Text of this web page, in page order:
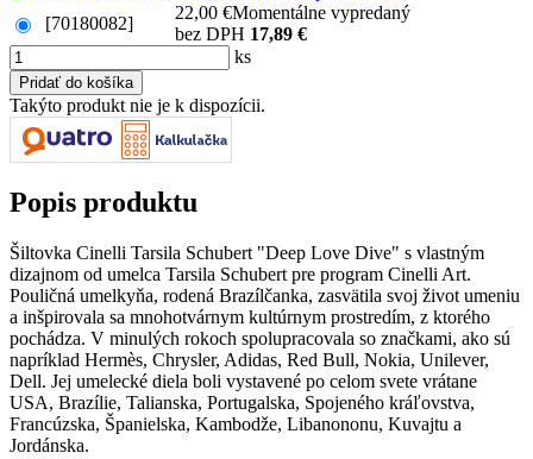
[70180082]
22,00 €Momentálne vypredaný
bez DPH 17,89 €
ks
Takýto produkt nie je k dispozícii.
Popis produktu
Šiltovka Cinelli Tarsila Schubert "Deep Love Dive" s vlastným
dizajnom od umelca Tarsila Schubert pre program Cinelli Art.
Pouličná umelkyňa, rodená Brazílčanka, zasvätila svoj život umeniu
a inšpirovala sa mnohotvárnym kultúrnym prostredím, z ktorého
pochádza. V minulých rokoch spolupracovala so značkami, ako sú
napríklad Hermès, Chrysler, Adidas, Red Bull, Nokia, Unilever,
Dell. Jej umelecké diela boli vystavené po celom svete vrátane
USA, Brazílie, Talianska, Portugalska, Spojeného kráľovstva,
Francúzska, Španielska, Kambodže, Libanononu, Kuvajtu a
Jordánska.